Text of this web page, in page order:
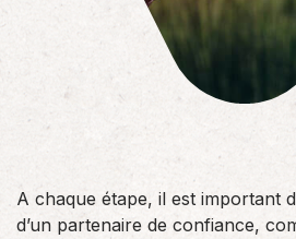
A chaque étape, il est important
d’un partenaire de confiance,